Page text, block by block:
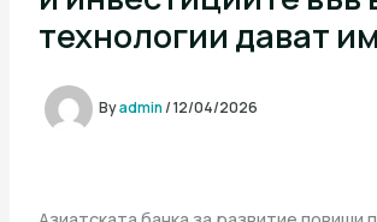
технологии дават
Byadmin/12/04/2026